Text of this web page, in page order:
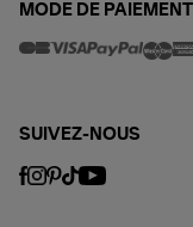
MODE DE PAIEMENT
SUIVEZ-NOUS